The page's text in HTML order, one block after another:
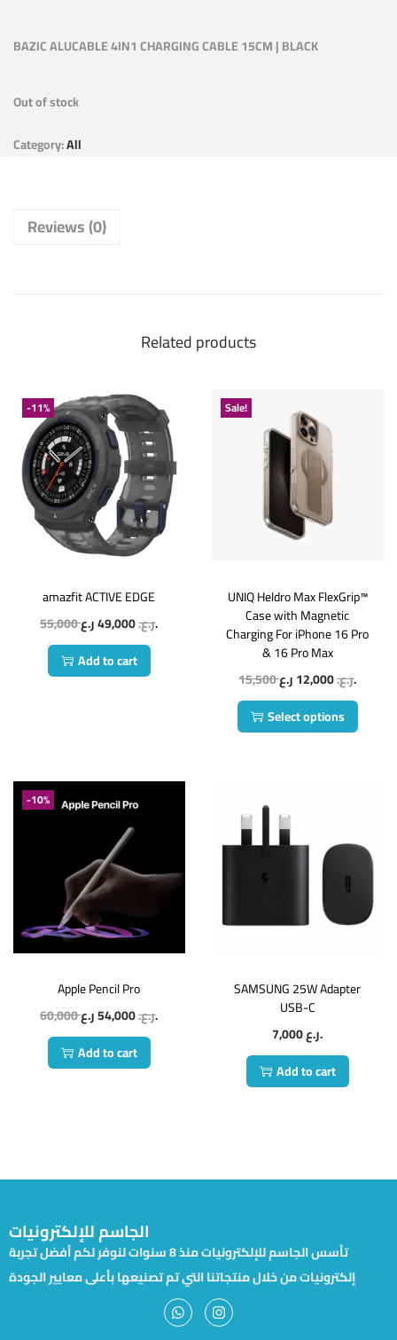
BAZIC ALUCABLE 4IN1 CHARGING CABLE 15CM | BLACK
Out of stock
Category:All
Reviews (0)
Related products
-11%
amazfit ACTIVE EDGE
55,000
ر.ع.49,000
ر.ع.
Add to cart
Sale!
UNIQ Heldro Max FlexGrip™
Case with Magnetic
Charging For iPhone 16 Pro
& 16 Pro Max
15,500
ر.ع.12,000
ر.ع.
Select options
-10%
Apple Pencil Pro
60,000
ر.ع.54,000
ر.ع.
Add to cart
SAMSUNG 25W Adapter
USB-C
7,000
ر.ع.
Add to cart
الجاسم للإلكترونيات
تأسس الجاسم للإلكترونيات منذ 8 سنوات لنوفر لكم أفضل تجربة
إلكترونيات من خلال منتجاتنا التي تم تصنيعها بأعلى معايير الجودة